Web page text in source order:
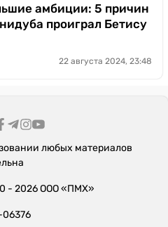
амбиции: 5 причин
проиграл Бетису
22 августа 2024, 23:48
любых материалов
- 2026 ООО «ПМХ»